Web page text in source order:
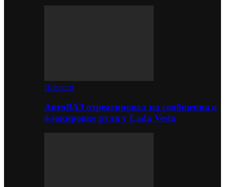
Новости
АвтоВАЗ отреагировал на сообщения о
блокировке руля у Lada Vesta